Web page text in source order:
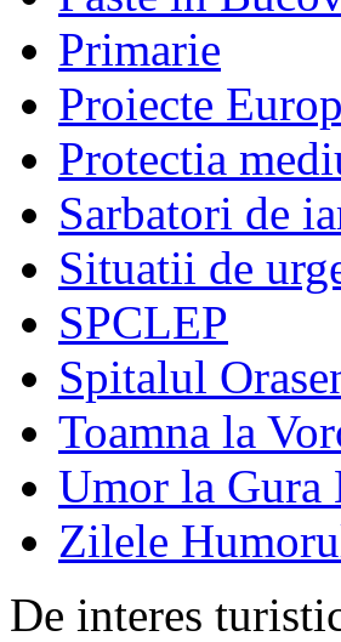
Primarie
Proiecte
Protectia
Sarbatori de
Situatii de
SPCLEP
Spitalul
Toamna la
Umor la Gura
Zilele
De interes